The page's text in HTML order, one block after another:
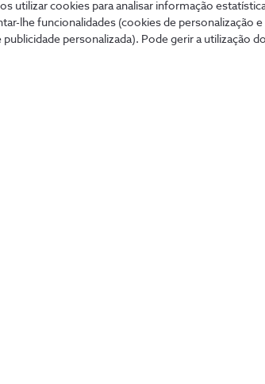
utilizar cookies para analisar informação
lhe funcionalidades (cookies de personalização
personalizada). Pode gerir a utilização